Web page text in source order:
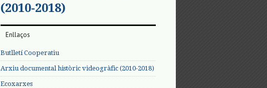
(2010-2018)
Enllaços
Butlletí Cooperatiu
Arxiu documental històric videogràfic (2010-2018)
Ecoxarxes